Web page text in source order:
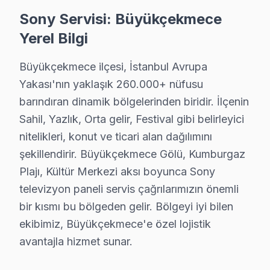
"Bize Sony televizyonunuz'mizin ekranında bir sorun
Bu diyalogdan, birçok müşteri gibi o kişinin de
Sony ekran modellerinin bu bölgede genellikle 43
Sony Arızaları: Sahadan Gerçek Vakalar
Büyükçekmece bölgesinden gelen Sony
1.Ekranda Renk Kayması
Fiziksel Belirtisi: Ekranda belirgin renk kaymaları,
Neden: Bu sorun genellikle panelin fabrikasyon
2025 Türkiye Fiyatı: Panel değişimi için maliyet
En Çok Etkilenen Modeller: XG85, XF85 serileri.
2.Güç Kartı Arızası
Sony Servisi: Büyükçekmece
Yerel Bilgi
Büyükçekmece ilçesi, İstanbul Avrupa
Yakası'nın yaklaşık 260.000+ nüfusu
barındıran dinamik bölgelerinden biridir. İlçenin
Sahil, Yazlık, Orta gelir, Festival gibi belirleyici
nitelikleri, konut ve ticari alan dağılımını
şekillendirir. Büyükçekmece Gölü, Kumburgaz
Plajı, Kültür Merkezi aksı boyunca Sony
televizyon paneli servis çağrılarımızın önemli
bir kısmı bu bölgeden gelir. Bölgeyi iyi bilen
ekibimiz, Büyükçekmece'e özel lojistik
avantajla hizmet sunar.